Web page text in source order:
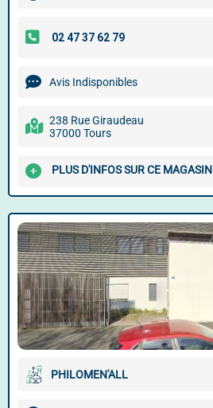
Avis Indisponibles
238 Rue Giraudeau
37000 Tours
PLUS D'INFOS SUR CE MAGASIN
PHILOMEN'ALL